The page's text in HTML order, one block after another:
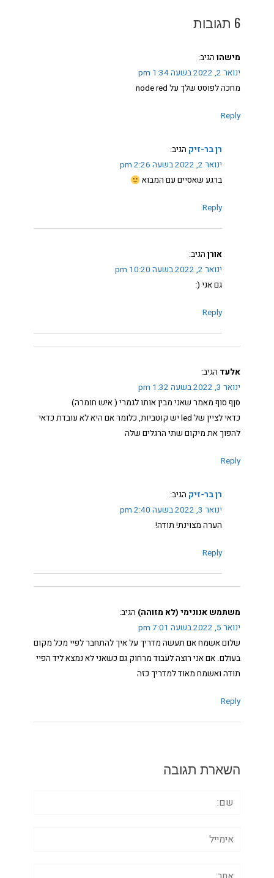
6 תגובות
מישהו הגיב:
ינואר 2, 2022 בשעה 1:34 pm
מחכה לפוסט שלך על node red
Reply
רן בר-זיק הגיב:
ינואר 2, 2022 בשעה 2:26 pm
ברגע שאסיים עם המבוא
Reply
אורן הגיב:
ינואר 2, 2022 בשעה 10:20 pm
גם אני (:
Reply
אלעד הגיב:
ינואר 3, 2022 בשעה 1:32 pm
סןף סוף מאמר שאני מבין אותו לגמרי ( איש חומרה)
כדאי לציין של led יש קוטביות, כלומר אם היא לא עובדת כדאי
להפוך את מיקום שתי הרגלים שלה
Reply
רן בר-זיק הגיב:
ינואר 3, 2022 בשעה 2:40 pm
הערה מצוינת! תודה!
Reply
משתמש אנונימי (לא מזוהה) הגיב:
ינואר 5, 2022 בשעה 7:01 pm
שלום אשמח אם תעשה מדריך על איך להתחבר לפיי מכל מקום
בעולם. אם אני רוצה לעבוד מרחוק גם כשאני לא נמצא ליד הפיי
תודה ואשמח מאוד למדריך כזה
Reply
השארת תגובה